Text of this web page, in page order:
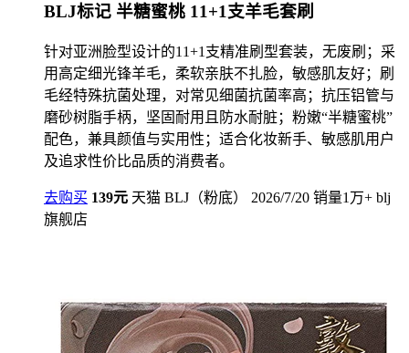
BLJ标记 半糖蜜桃 11+1支羊毛套刷
针对亚洲脸型设计的11+1支精准刷型套装，无废刷；采
用高定细光锋羊毛，柔软亲肤不扎脸，敏感肌友好；刷
毛经特殊抗菌处理，对常见细菌抗菌率高；抗压铝管与
磨砂树脂手柄，坚固耐用且防水耐脏；粉嫩“半糖蜜桃”
配色，兼具颜值与实用性；适合化妆新手、敏感肌用户
及追求性价比品质的消费者。
去购买 139元 天猫 BLJ（粉底） 2026/7/20 销量1万+ blj
旗舰店